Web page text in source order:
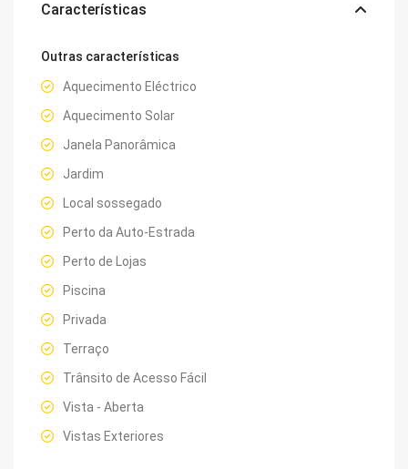
Características
Outras características
Aquecimento Eléctrico
Aquecimento Solar
Janela Panorâmica
Jardim
Local sossegado
Perto da Auto-Estrada
Perto de Lojas
Piscina
Privada
Terraço
Trânsito de Acesso Fácil
Vista - Aberta
Vistas Exteriores